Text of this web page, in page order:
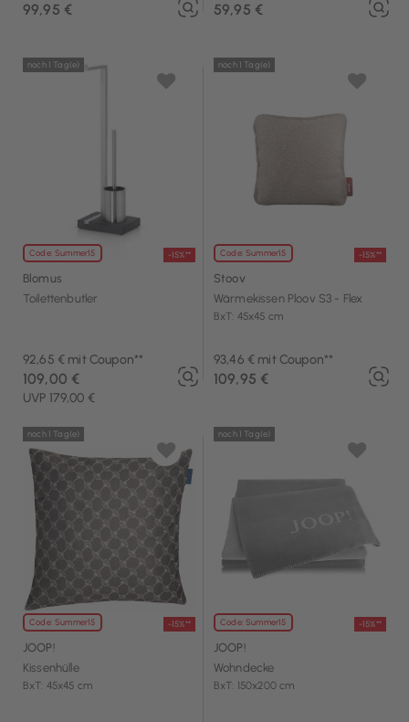
99,95 € 59,95 €
Code: Summer15 -15%**
noch 1 Tag(e)
Blomus
Toilettenbutler
92,65 € mit Coupon**
UVP 179,00 €
109,00 €
Code: Summer15 -15%**
noch 1 Tag(e)
Stoov
Wärmekissen Ploov S3 - Flex
BxT: 45x45 cm
93,46 € mit Coupon**
109,95 €
Code: Summer15 -15%**
noch 1 Tag(e)
JOOP!
Kissenhülle
BxT: 45x45 cm
Code: Summer15 -15%**
noch 1 Tag(e)
JOOP!
Wohndecke
BxT: 150x200 cm